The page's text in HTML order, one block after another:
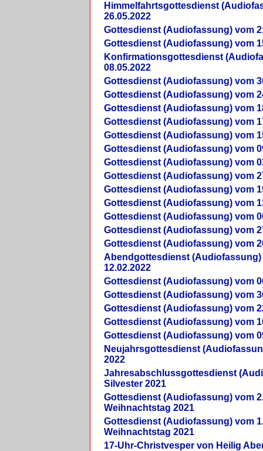
Himmelfahrtsgottesdienst
26.05.2022
Gottesdienst (Audiofassung) vom
Gottesdienst (Audiofassung) vom
Konfirmationsgottesdienst
08.05.2022
Gottesdienst (Audiofassung) vom
Gottesdienst (Audiofassung) vom
Gottesdienst (Audiofassung) vom
Gottesdienst (Audiofassung) vom
Gottesdienst (Audiofassung) vom
Gottesdienst (Audiofassung) vom
Gottesdienst (Audiofassung) vom
Gottesdienst (Audiofassung) vom
Gottesdienst (Audiofassung) vom
Gottesdienst (Audiofassung) vom
Gottesdienst (Audiofassung) vom
Gottesdienst (Audiofassung) vom
Gottesdienst (Audiofassung) vom
Abendgottesdienst (Audiofassung)
12.02.2022
Gottesdienst (Audiofassung) vom
Gottesdienst (Audiofassung) vom
Gottesdienst (Audiofassung) vom
Gottesdienst (Audiofassung) vom
Gottesdienst (Audiofassung) vom
Neujahrsgottesdienst
2022
Jahresabschlussgottesdienst
Silvester 2021
Gottesdienst (Audiofassung) vom
Weihnachtstag 2021
Gottesdienst (Audiofassung) vom
Weihnachtstag 2021
17-Uhr-Christvesper von Heilig